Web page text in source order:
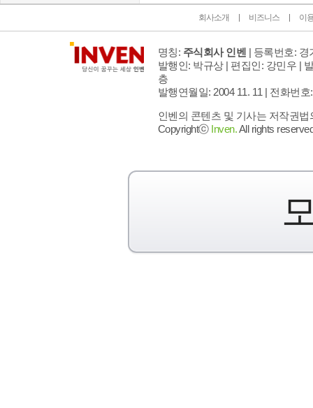
회사소개 비즈니스 이
명칭: 주식회사 인벤 | 등록번호: 경
발행인: 박규상 | 편집인: 강민우 |
층
발행연월일: 2004 11. 11 | 전화번호
인벤의 콘텐츠 및 기사는 저작권
Copyrightⓒ Inven.All rights